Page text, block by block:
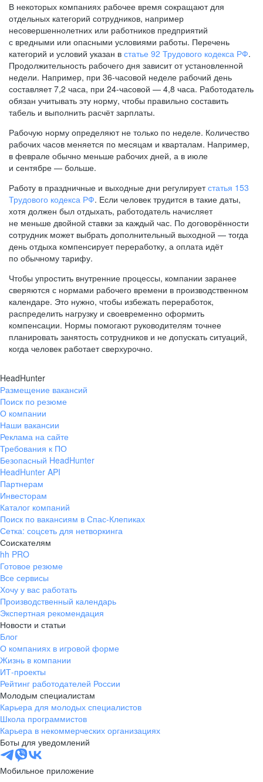
В некоторых компаниях рабочее время сокращают для
отдельных категорий сотрудников, например
несовершеннолетних или работников предприятий
с вредными или опасными условиями работы. Перечень
категорий и условий указан в статье 92 Трудового кодекса РФ.
Продолжительность рабочего дня зависит от установленной
недели. Например, при 36-часовой неделе рабочий день
составляет 7,2 часа, при 24-часовой — 4,8 часа. Работодатель
обязан учитывать эту норму, чтобы правильно составить
табель и выполнить расчёт зарплаты.
Рабочую норму определяют не только по неделе. Количество
рабочих часов меняется по месяцам и кварталам. Например,
в феврале обычно меньше рабочих дней, а в июле
и сентябре — больше.
Работу в праздничные и выходные дни регулируетстатья 153
Трудового кодекса РФ. Если человек трудится в такие даты,
хотя должен был отдыхать, работодатель начисляет
не меньше двойной ставки за каждый час. По договорённости
сотрудник может выбрать дополнительный выходной — тогда
день отдыха компенсирует переработку, а оплата идёт
по обычному тарифу.
Чтобы упростить внутренние процессы, компании заранее
сверяются с нормами рабочего времени в производственном
календаре. Это нужно, чтобы избежать переработок,
распределить нагрузку и своевременно оформить
компенсации. Нормы помогают руководителям точнее
планировать занятость сотрудников и не допускать ситуаций,
когда человек работает сверхурочно.
HeadHunter
Размещение вакансий
Поиск по резюме
О компании
Наши вакансии
Реклама на сайте
Требования к ПО
Безопасный HeadHunter
HeadHunter API
Партнерам
Инвесторам
Каталог компаний
Поиск по вакансиям в Спас-Клепиках
Сетка: соцсеть для нетворкинга
Соискателям
hh PRO
Готовое резюме
Все сервисы
Хочу у вас работать
Производственный календарь
Экспертная рекомендация
Новости и статьи
Блог
О компаниях в игровой форме
Жизнь в компании
ИТ-проекты
Рейтинг работодателей России
Молодым специалистам
Карьера для молодых специалистов
Школа программистов
Карьера в некоммерческих организациях
Боты для уведомлений
Мобильное приложение